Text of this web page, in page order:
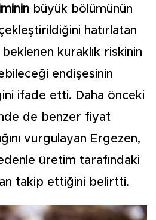
büyük bölümünün
hatırlatan
kuraklık riskinin
endişesinin
ifade etti. Daha önceki
de benzer fiyat
vurgulayan Ergezen,
üretim tarafındaki
takip ettiğini belirtti.